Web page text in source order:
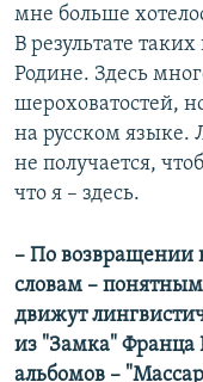
мне больше
В результате
Родине. Здесь
шероховатостей,
на русском языке.
не получается,
что я – здесь.
– По возвращении
словам –
движут
из "Замка"
альбомов –